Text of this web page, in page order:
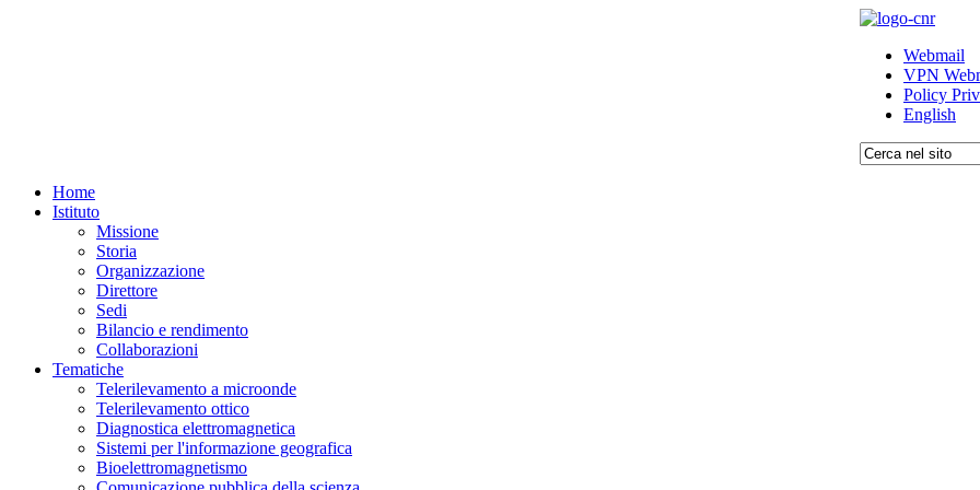
Webmail
VPN
Policy
English
Home
Istituto
Missione
Storia
Organizzazione
Direttore
Sedi
Bilancio e rendimento
Collaborazioni
Tematiche
Telerilevamento a microonde
Telerilevamento ottico
Diagnostica elettromagnetica
Sistemi per l'informazione geografica
Bioelettromagnetismo